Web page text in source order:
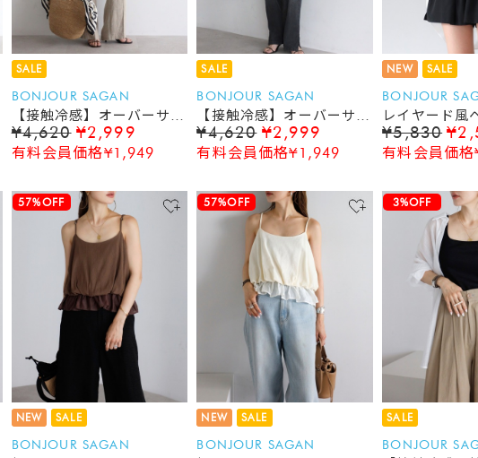
SALE
BONJOUR SAGAN
【接触冷感】オーバーサイ
ズシアーカットソー
¥4,620 ¥2,999
有料会員価格¥1,949
SALE
BONJOUR SAGAN
【接触冷感】オーバーサイ
ズシアーカットソー
¥4,620 ¥2,999
有料会員価格¥1,949
NEW SALE
BONJOUR
レイヤード風
クタンクトッ
¥5,830
有料会員価
57%OFF
NEW SALE
BONJOUR SAGAN
57%OFF
NEW SALE
BONJOUR SAGAN
3%OFF
SALE
BONJOUR